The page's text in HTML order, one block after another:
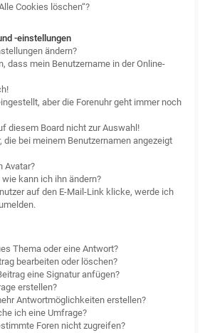
Cookies löschen“?
-einstellungen
ändern?
dass mein Benutzername in der Online-
aber die Forenuhr geht immer noch
diesem Board nicht zur Auswahl!
die bei meinem Benutzernamen angezeigt
Avatar?
kann ich ihn ändern?
auf den E-Mail-Link klicke, werde ich
Thema oder eine Antwort?
bearbeiten oder löschen?
eine Signatur anfügen?
erstellen?
Antwortmöglichkeiten erstellen?
ich eine Umfrage?
Foren nicht zugreifen?